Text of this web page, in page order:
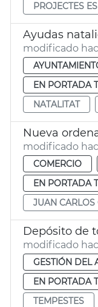
PROJECTES
Ayudas
modificado
EN PORTADA
NATALITAT
Nueva
modificado
COMERCIO
EN PORTADA
JUAN
Depósito de
modificado
GESTIÓN DEL
EN PORTADA
TEMPESTES